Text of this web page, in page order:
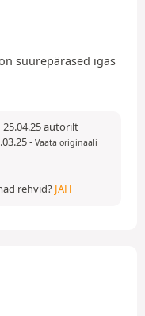
suurepärased igas
autorilt
- Vaata originaali
rehvid? JAH